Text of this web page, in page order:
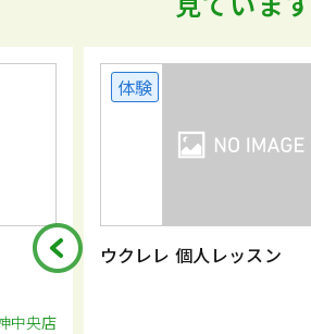
中央店
体験
ウクレレ 個人レッスン